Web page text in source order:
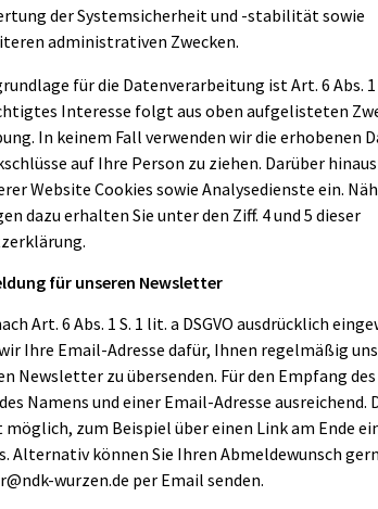
der Systemsicherheit und -stabilität sowie
administrativen Zwecken.
für die Datenverarbeitung ist Art. 6 Abs. 1
Interesse folgt aus oben aufgelisteten
In keinem Fall verwenden wir die erhobenen
auf Ihre Person zu ziehen. Darüber
Website Cookies sowie Analysedienste ein.
dazu erhalten Sie unter den Ziff. 4 und 5 dieser
für unseren Newsletter
Art. 6 Abs. 1 S. 1 lit. a DSGVO ausdrücklich
Ihre Email-Adresse dafür, Ihnen regelmäßig
Newsletter zu übersenden. Für den Empfang
Namens und einer Email-Adresse ausreichend.
zum Beispiel über einen Link am Ende
Alternativ können Sie Ihren Abmeldewunsch
wurzen.de per Email senden.